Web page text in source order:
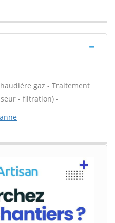
gaz - Traitement
- filtration) -